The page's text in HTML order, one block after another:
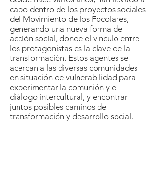
cabo dentro de los proyectos sociales
del Movimiento de los Focolares,
generando una nueva forma de
acción social, donde el vínculo entre
los protagonistas es la clave de la
transformación. Estos agentes se
acercan a las diversas comunidades
en situación de vulnerabilidad para
experimentar la comunión y el
diálogo intercultural, y encontrar
juntos posibles caminos de
transformación y desarrollo social.